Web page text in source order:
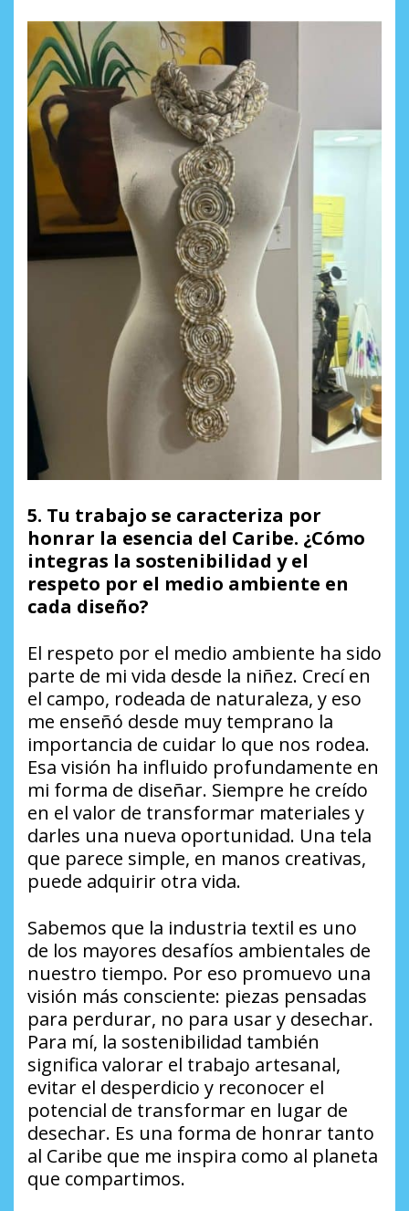
5. Tu trabajo se caracteriza por
honrar la esencia del Caribe. ¿Cómo
integras la sostenibilidad y el
respeto por el medio ambiente en
cada diseño?
El respeto por el medio ambiente ha sido
parte de mi vida desde la niñez. Crecí en
el campo, rodeada de naturaleza, y eso
me enseñó desde muy temprano la
importancia de cuidar lo que nos rodea.
Esa visión ha influido profundamente en
mi forma de diseñar. Siempre he creído
en el valor de transformar materiales y
darles una nueva oportunidad. Una tela
que parece simple, en manos creativas,
puede adquirir otra vida.
Sabemos que la industria textil es uno
de los mayores desafíos ambientales de
nuestro tiempo. Por eso promuevo una
visión más consciente: piezas pensadas
para perdurar, no para usar y desechar.
Para mí, la sostenibilidad también
significa valorar el trabajo artesanal,
evitar el desperdicio y reconocer el
potencial de transformar en lugar de
desechar. Es una forma de honrar tanto
al Caribe que me inspira como al planeta
que compartimos.